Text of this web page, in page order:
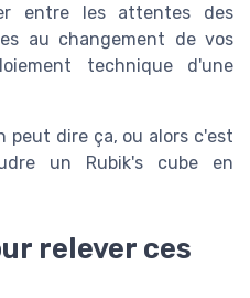
entre les attentes des
au changement de vos
technique d'une
peut dire ça, ou alors c'est
un Rubik's cube en
relever ces